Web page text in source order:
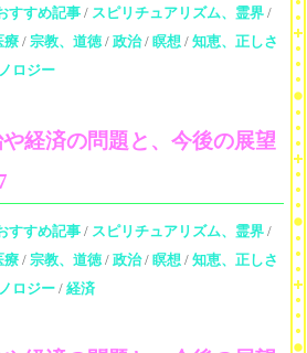
すすめ記事/ スピリチュアリズム、霊界 /
療 / 宗教、道徳/ 政治/ 瞑想 / 知恵、正しさ
ロジー
経済の問題と、今後の展望
すすめ記事/ スピリチュアリズム、霊界 /
療 / 宗教、道徳/ 政治/ 瞑想 / 知恵、正しさ
ロジー / 経済